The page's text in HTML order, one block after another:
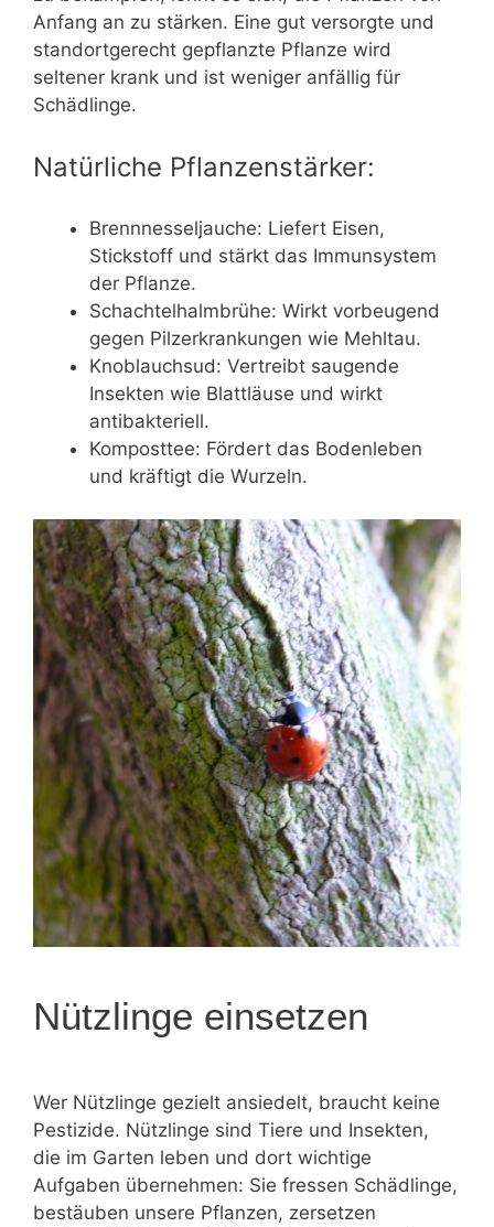
Anfang an zu stärken. Eine gut versorgte und
standortgerecht gepflanzte Pflanze wird
seltener krank und ist weniger anfällig für
Schädlinge.
Natürliche Pflanzenstärker:
Brennnesseljauche: Liefert Eisen,
Stickstoff und stärkt das Immunsystem
der Pflanze.
Schachtelhalmbrühe: Wirkt vorbeugend
gegen Pilzerkrankungen wie Mehltau.
Knoblauchsud: Vertreibt saugende
Insekten wie Blattläuse und wirkt
antibakteriell.
Komposttee: Fördert das Bodenleben
und kräftigt die Wurzeln.
Nützlinge einsetzen
Wer Nützlinge gezielt ansiedelt, braucht keine
Pestizide. Nützlinge sind Tiere und Insekten,
die im Garten leben und dort wichtige
Aufgaben übernehmen: Sie fressen Schädlinge,
bestäuben unsere Pflanzen, zersetzen